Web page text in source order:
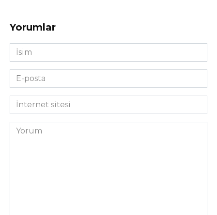
Yorumlar
İsim
*
E-
posta
*İnternet
sitesi
Yorum